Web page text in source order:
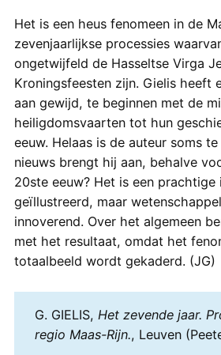
Het is een heus fenomeen in de
zevenjaarlijkse processies
ongetwijfeld de Hasseltse Virga
Kroningsfeesten zijn. Gielis heeft
aan gewijd, te beginnen met de
heiligdomsvaarten tot hun
eeuw. Helaas is de auteur soms
nieuws brengt hij aan, behalve
20ste eeuw? Het is een prachtige
geïllustreerd, maar
innoverend. Over het algemeen
met het resultaat, omdat het
totaalbeeld wordt gekaderd. (JG)
G. GIELIS, Het zevende jaar.
regio Maas-Rijn., Leuven